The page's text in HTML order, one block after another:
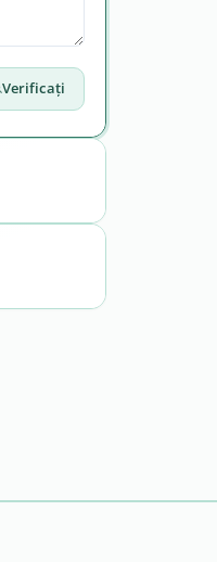
Verificați